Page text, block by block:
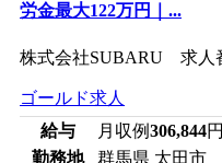
労金最大122万円｜...
株式会社SUBARU 求人
ゴールド求人
給与
月収例306,844円
勤務地
群馬県 太田市